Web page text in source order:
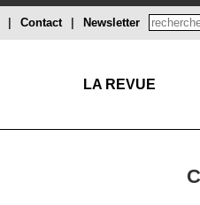
Newsletter
Contact
LA REVUE